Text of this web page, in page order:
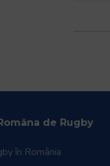
de Rugby
în România